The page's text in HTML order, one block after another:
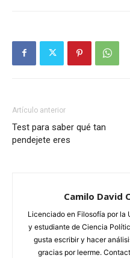
Artículo anterior
Test para saber qué tan
pendejete eres
Camilo David
Licenciado en Filosofía por la
y estudiante de Ciencia
gusta escribir y hacer
gracias por leerme.